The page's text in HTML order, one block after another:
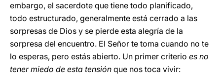
embargo, el sacerdote que tiene todo planificado,
todo estructurado, generalmente está cerrado a las
sorpresas de Dios y se pierde esta alegría de la
sorpresa del encuentro. El Señor te toma cuando no te
lo esperas, pero estás abierto. Un primer criterio es no
tener miedo de esta tensión que nos toca vivir: